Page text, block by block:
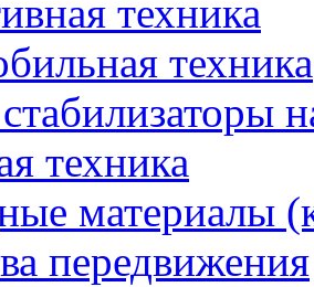
техника
техника
техника
материалы
передвижения